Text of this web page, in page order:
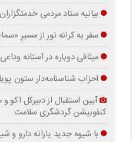
بیانیه ستاد مردمی
سفر به کرانه‌ نور از مسیرِ
میثاقی دوباره در آستانه‌
احزاب شناسنامه‌دار ستون
آیین استقبال از دبیرکل
کنفوبیشن گردشگری سلامت
با شیوه جدید یارانه دارو